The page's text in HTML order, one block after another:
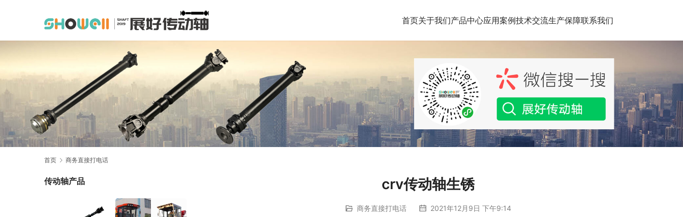
首页关于我们产品中心应用案例技术交流生产保障联系我们
首页 商务直接打电话
crv传动轴生锈
商务直接打电话 2021年12月9日 下午9:14
传动轴产品